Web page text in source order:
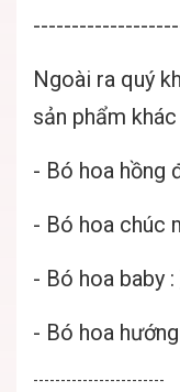
Ngoài ra quý
sản phẩm
- Bó hoa hồng
- Bó hoa chúc
- Bó hoa baby :
- Bó hoa
------------------------